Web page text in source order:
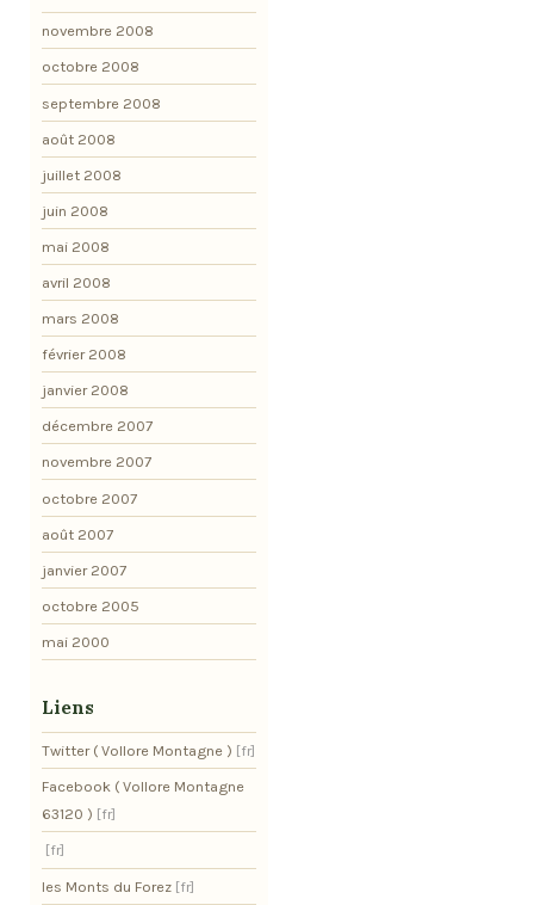
novembre 2008
octobre 2008
septembre 2008
août 2008
juillet 2008
juin 2008
mai 2008
avril 2008
mars 2008
février 2008
janvier 2008
décembre 2007
novembre 2007
octobre 2007
août 2007
janvier 2007
octobre 2005
mai 2000
Liens
Twitter ( Vollore Montagne )
Facebook ( Vollore Montagne
63120 )
les Monts du Forez